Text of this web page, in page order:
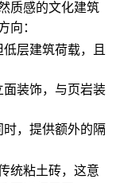
质感的文化建筑
向：
层建筑荷载，且
面装饰，与页岩装
时，提供额外的隔
统粘土砖，这意